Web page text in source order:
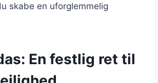
skabe en uforglemmelig
En festlig ret til